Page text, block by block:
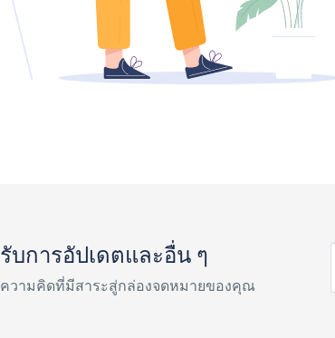
รับการอัปเดตและอื่น ๆ
ความคิดที่มีสาระสู่กล่องจดหมายของคุณ